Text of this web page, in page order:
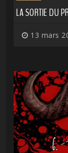
LA SORTIE DU
13 mars